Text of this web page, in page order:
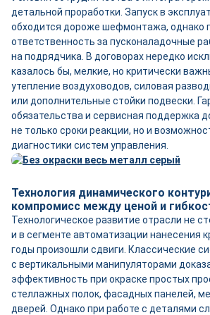
детальной проработки. Запуск в
обходится дороже шефмонтажа, однако
ответственность за пусконаладочные
на подрядчика. В договорах нередко
казалось бы, мелкие, но критически
утепление воздуховодов, силовая
или дополнительные стойки подвески.
обязательства и сервисная поддержка
не только сроки реакции, но и
диагностики систем управления.
Технология динамического
компромисс между ценой и
Технологическое развитие отрасли не
и в сегменте автоматизации нанесения
годы произошли сдвиги. Классические
с вертикальными манипуляторами
эффективность при окраске простых
стеллажных полок, фасадных панелей,
дверей. Однако при работе с деталями